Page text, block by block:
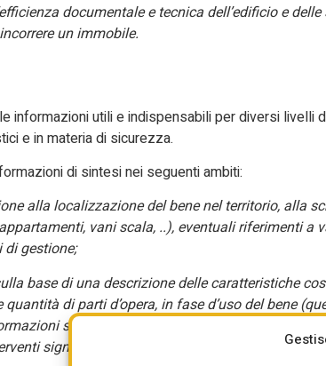
documentale e tecnica dell’edificio e
un immobile.
informazioni utili e indispensabili per diversi livelli
e in materia di sicurezza.
di sintesi nei seguenti ambiti:
alla localizzazione del bene nel territorio, alla
vani scala, ..), eventuali riferimenti
gestione;
base di una descrizione delle caratteristiche
di parti d’opera, in fase d’uso del bene
sull’evoluzione delle condizioni
significativi su elementi importanti (ad